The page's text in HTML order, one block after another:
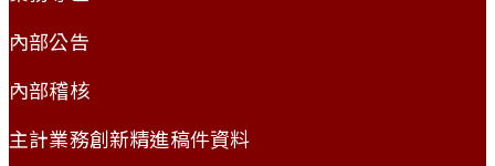
內部公告
內部稽核
主計業務創新精進稿件資料